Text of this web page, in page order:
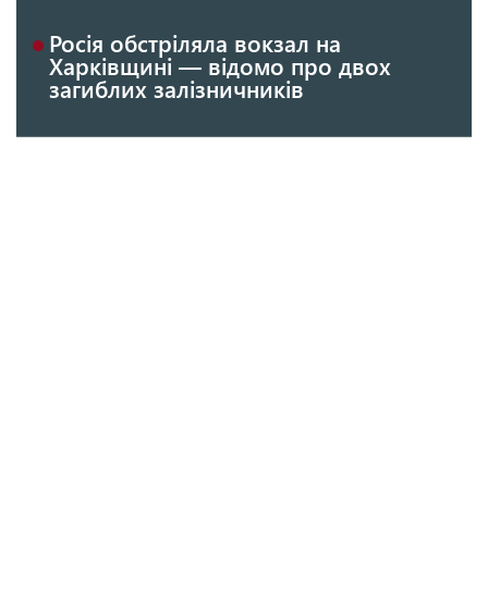
Росія обстріляла вокзал на
Харківщині — відомо про двох
загиблих залізничників